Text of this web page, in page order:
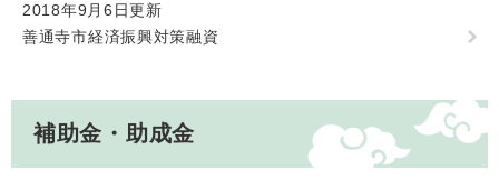
2018年9月6日更新
善通寺市経済振興対策融資
補助金・助成金